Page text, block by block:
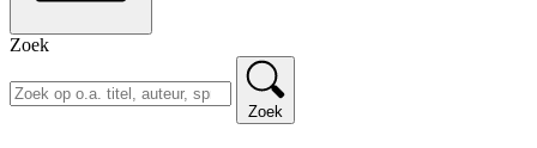
Zoek
Zoek